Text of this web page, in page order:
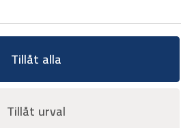
Tillåt alla
Tillåt urval